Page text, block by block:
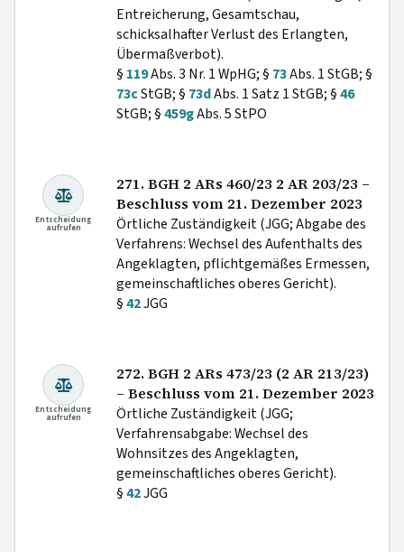
Entreicherung, Gesamtschau,
schicksalhafter Verlust des Erlangten,
Übermaßverbot).
§ 119Abs. 3 Nr. 1 WpHG; § 73Abs. 1 StGB; §
73cStGB; § 73dAbs. 1 Satz 1 StGB; §46
StGB; §459gAbs. 5 StPO
Entscheidung
aufrufen
271. BGH 2 ARs 460/23 2 AR 203/23 –
Beschluss vom 21. Dezember 2023
Örtliche Zuständigkeit (JGG; Abgabe des
Verfahrens: Wechsel des Aufenthalts des
Angeklagten, pflichtgemäßes Ermessen,
gemeinschaftliches oberes Gericht).
§42JGG
Entscheidung
aufrufen
272. BGH 2 ARs 473/23 (2 AR 213/23)
– Beschluss vom 21. Dezember 2023
Örtliche Zuständigkeit (JGG;
Verfahrensabgabe: Wechsel des
Wohnsitzes des Angeklagten,
gemeinschaftliches oberes Gericht).
§42JGG